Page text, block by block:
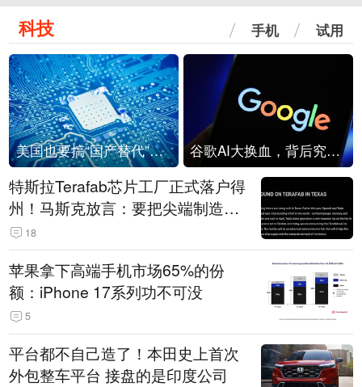
科技 手机 试用
美国也要搞“国产替代”？先算清三笔账 谷歌AI大换血，背后究竟发生了什么？
特斯拉Terafab芯片工厂正式落户得
州！马斯克放言：要把尖端制造带
回美国
18
苹果拿下高端手机市场65%的份
额：iPhone 17系列功不可没
5
平台都不自己造了！本田史上首次
外包整车平台 接盘的是印度公司